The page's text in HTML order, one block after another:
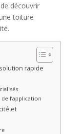
découvrir
toiture
rapide
l’application
et